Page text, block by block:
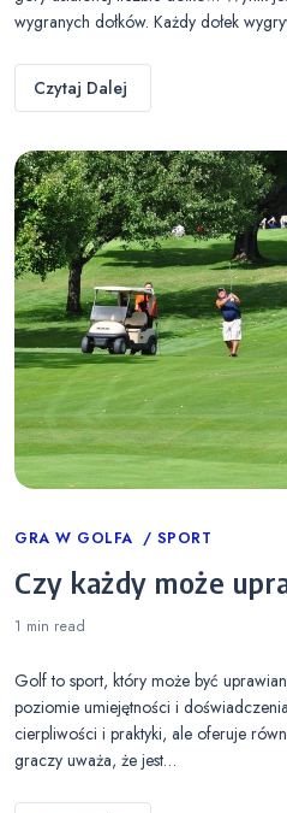
wygranych dołków. Każdy dołek
Czytaj Dalej
Categories
GRA W GOLFA SPORT
Czy każdy może
1 min read
Golf to sport, który może być
poziomie umiejętności i
cierpliwości i praktyki, ale oferuje
graczy uważa, że jest…